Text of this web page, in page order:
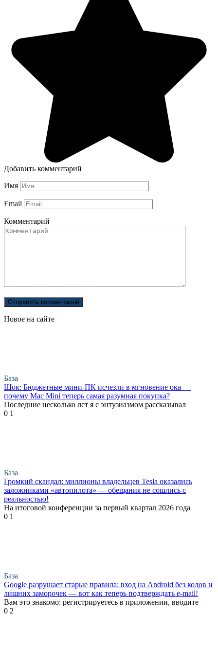
Добавить комментарий
Имя
Email
Комментарий
Новое на сайте
База
Шок: Бюджетные мини-ПК исчезли в мгновение ока —
почему Mac Mini теперь самая разумная покупка?
Последние несколько лет я с энтузиазмом рассказывал
0 1
База
Громкий скандал: миллионы владельцев Tesla оказались
заложниками «автопилота» — обещания не сошлись с
реальностью!
На итоговой конференции за первый квартал 2026 года
0 1
База
Google разрушает старые правила: вход на Android без кодов и
лишних заморочек — вот как теперь подтверждать e-mail!
Вам это знакомо: регистрируетесь в приложении, вводите
0 2